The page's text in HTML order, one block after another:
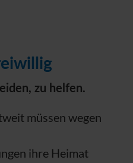
zu helfen.
müssen wegen
ihre Heimat